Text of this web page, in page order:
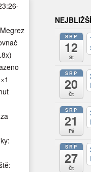
SRP
12
St
SRP
20
Čt
SRP
21
Pá
SRP
27
Čt